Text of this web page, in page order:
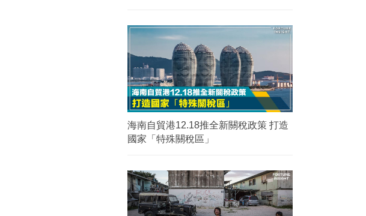
海南自貿港12.18推全新關稅政策 打造
國家「特殊關稅區」